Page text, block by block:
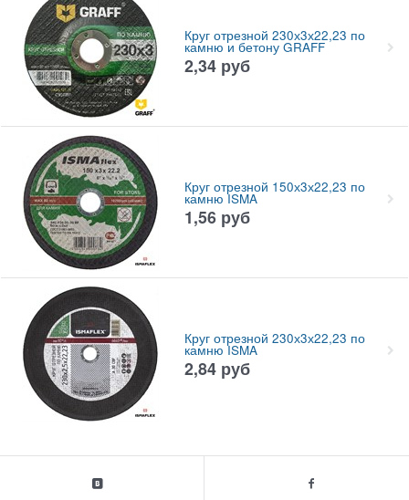
Круг отрезной 230х3х22,23 по
камню и бетону GRAFF
2,34 руб
Круг отрезной 150х3х22,23 по
камню ISMA
1,56 руб
Круг отрезной 230х3х22,23 по
камню ISMA
2,84 руб